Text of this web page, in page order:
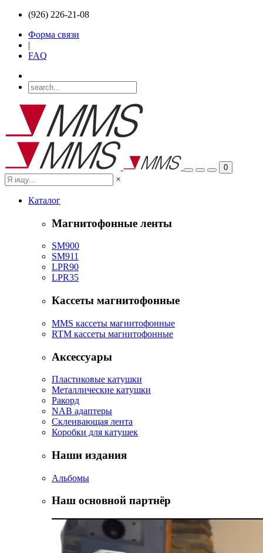
(926) 226-21-08
Форма связи
|
FAQ
0
×
Каталог
Магнитофонные ленты
SM900
SM911
LPR90
LPR35
Кассеты магнитофонные
MMS кассеты магнитофонные
RTM кассеты магнитофонные
Аксессуары
Пластиковые катушки
Металлические катушки
Ракорд
NAB адаптеры
Склеивающая лента
Коробки для катушек
Наши издания
Альбомы
Наш основной партнёр